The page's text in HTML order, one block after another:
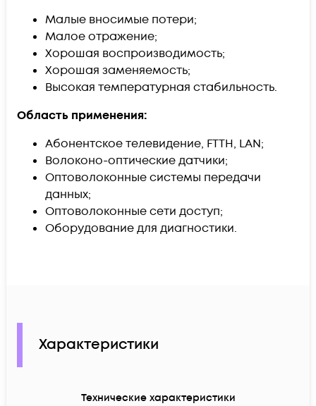
Малые вносимые потери;
Малое отражение;
Хорошая воспроизводимость;
Хорошая заменяемость;
Высокая температурная стабильность.
Область применения:
Абонентское телевидение, FTTH, LAN;
Волоконо-оптические датчики;
Оптоволоконные системы передачи
данных;
Оптоволоконные сети доступ;
Оборудование для диагностики.
Характеристики
Технические характеристики